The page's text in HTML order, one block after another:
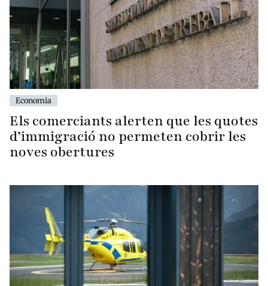
Economia
Els comerciants alerten que les quotes
d’immigració no permeten cobrir les
noves obertures